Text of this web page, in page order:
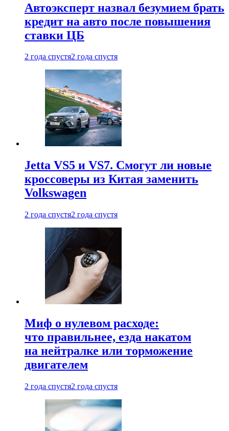
Автоэксперт назвал безумием брать
кредит на авто после повышения
ставки ЦБ
2 года спустя2 года спустя
Jetta VS5 и VS7. Смогут ли новые
кроссоверы из Китая заменить
Volkswagen
2 года спустя2 года спустя
Миф о нулевом расходе:
что правильнее, езда накатом
на нейтралке или торможение
двигателем
2 года спустя2 года спустя